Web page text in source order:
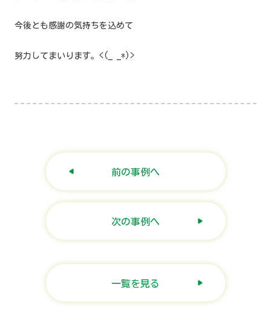
今後とも感謝の気持ちを込めて
努力してまいります。<(_ _*)>
前の事例へ
次の事例へ
一覧を見る